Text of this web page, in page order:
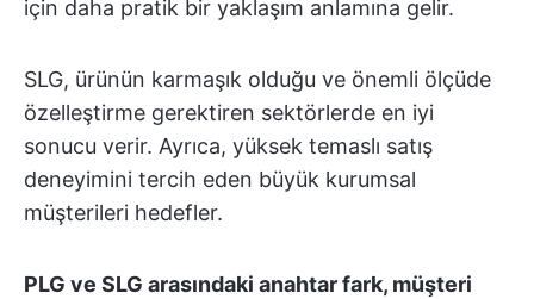
için daha pratik bir yaklaşım anlamına gelir.
SLG, ürünün karmaşık olduğu ve önemli ölçüde
özelleştirme gerektiren sektörlerde en iyi
sonucu verir. Ayrıca, yüksek temaslı satış
deneyimini tercih eden büyük kurumsal
müşterileri hedefler.
PLG ve SLG arasındaki anahtar fark, müşteri